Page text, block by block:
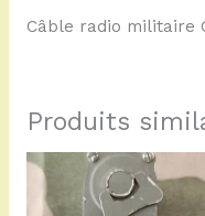
Câble radio militaire
Produits